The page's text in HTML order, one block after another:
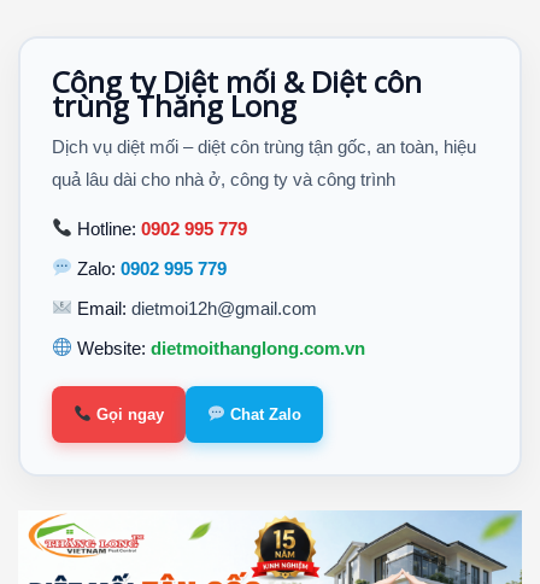
Công ty Diệt mối & Diệt côn
trùng Thăng Long
Dịch vụ diệt mối – diệt côn trùng tận gốc, an toàn, hiệu
quả lâu dài cho nhà ở, công ty và công trình
Hotline:0902 995 779
Zalo:0902 995 779
Email:dietmoi12h@gmail.com
Website:dietmoithanglong.com.vn
Gọi ngay Chat Zalo